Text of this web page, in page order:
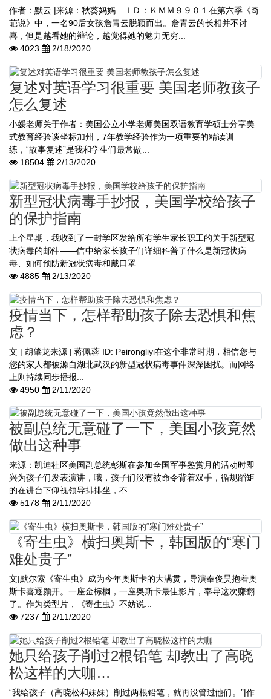
作者：默云 |来源：秋葵妈妈 ＩＤ：ＫＭＭ９９０１在第六季《奇
葩说》中，一名90后女孩詹青云脱颖而出。詹青云的长相并不讨
喜，但是越看她的辩论，越觉得她的魅力无穷...
4023
2/18/2020
复述对英语学习很重要 美国老师教孩子
怎么复述
小媛老师关于作者：美国公立小学老师美国双语教育学硕士分享美
式教育经验谈坐标加州，7年教学经验作为一项重要的精读训
练，“故事复述”是我和学生们最常做...
18504
2/13/2020
新型冠状病毒手抄报，美国学校给孩子
的保护指南
上个星期，我收到了一封学区发给所有学生家长职工的关于新型冠
状病毒的邮件——信中给家长孩子们详细科普了什么是新冠状病
毒、如何预防新冠状病毒和戴口罩...
4885
2/13/2020
疫情当下，怎样帮助孩子除去恐惧和焦
虑？
文 | 胡肇龙来源 | 蒋佩蓉 ID: Peirongliyi在这个非常时期，相信您与
您的家人都被源自湖北武汉的新型冠状病毒事件深深困扰。而网络
上则持续同步播报...
4950
2/11/2020
被副总统无意碰了一下，美国小孩竟然
做出这种事
来源：凯迪社区美国副总统彭斯在参加全国军事鉴赏月的活动时即
兴为孩子们发表演讲，哦，孩子们没有被命令背着双手，循规蹈矩
的在讲台下仰视领导排排坐，不...
5178
2/11/2020
《寄生虫》横扫奥斯卡，韩国版的“寒门
难处贵子”
文|默尔索《寄生虫》成为今年奥斯卡的大满贯，导演奉俊昊抱着奥
斯卡喜逐颜开。一座金棕榈，一座奥斯卡最佳影片，奉导这次赚翻
了。作为类型片，《寄生虫》不妨说...
7237
2/11/2020
她只给孩子削过2根铅笔 却教出了高晓
松这样的大咖…
“我给孩子（高晓松和妹妹）削过两根铅笔，就再没管过他们。”|作